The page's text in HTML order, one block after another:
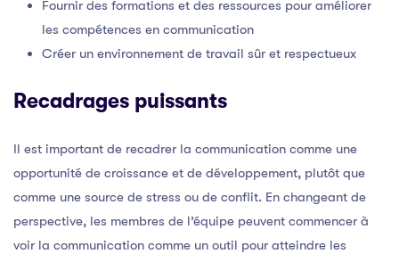
Fournir des formations et des ressources pour améliorer
les compétences en communication
Créer un environnement de travail sûr et respectueux
Recadrages puissants
Il est important de recadrer la communication comme une
opportunité de croissance et de développement, plutôt que
comme une source de stress ou de conflit. En changeant de
perspective, les membres de l’équipe peuvent commencer à
voir la communication comme un outil pour atteindre les